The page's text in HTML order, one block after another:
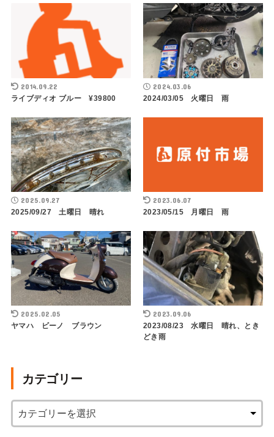
2014.09.22
ライブディオ ブルー ¥39800
2024.03.06
2024/03/05 火曜日 雨
2025.09.27
2025/09/27 土曜日 晴れ
2023.06.07
2023/05/15 月曜日 雨
2025.02.05
ヤマハ ビーノ ブラウン
2023.09.06
2023/08/23 水曜日 晴れ、とき
どき雨
カテゴリー